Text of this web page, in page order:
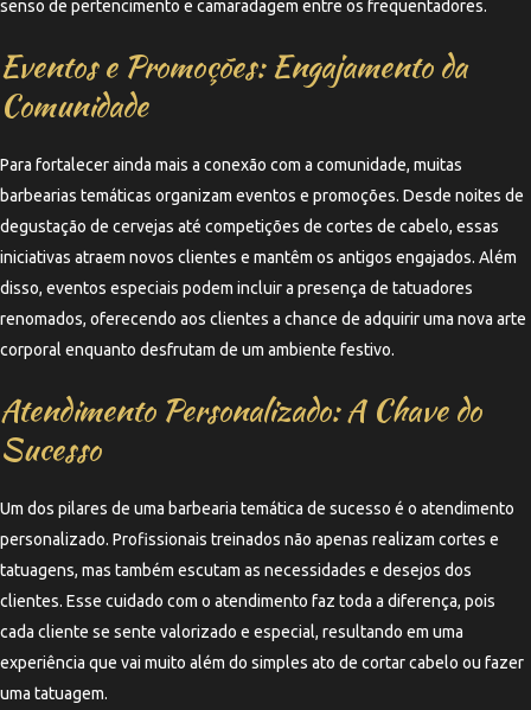
senso de pertencimento e camaradagem entre os frequentadores.
Eventos e Promoções: Engajamento da
Comunidade
Para fortalecer ainda mais a conexão com a comunidade, muitas
barbearias temáticas organizam eventos e promoções. Desde noites de
degustação de cervejas até competições de cortes de cabelo, essas
iniciativas atraem novos clientes e mantêm os antigos engajados. Além
disso, eventos especiais podem incluir a presença de tatuadores
renomados, oferecendo aos clientes a chance de adquirir uma nova arte
corporal enquanto desfrutam de um ambiente festivo.
Atendimento Personalizado: A Chave do
Sucesso
Um dos pilares de uma barbearia temática de sucesso é o atendimento
personalizado. Profissionais treinados não apenas realizam cortes e
tatuagens, mas também escutam as necessidades e desejos dos
clientes. Esse cuidado com o atendimento faz toda a diferença, pois
cada cliente se sente valorizado e especial, resultando em uma
experiência que vai muito além do simples ato de cortar cabelo ou fazer
uma tatuagem.